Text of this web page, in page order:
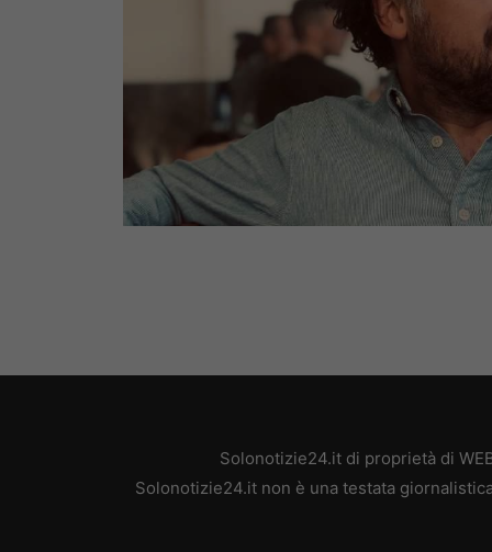
Solonotizie24.it di proprietà di
Solonotizie24.it non è una testata